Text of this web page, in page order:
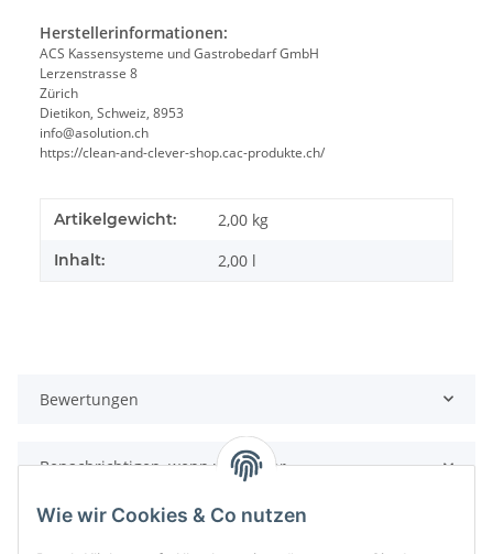
Herstellerinformationen:
ACS Kassensysteme und Gastrobedarf GmbH
Lerzenstrasse 8
Zürich
Dietikon, Schweiz, 8953
info@asolution.ch
https://clean-and-clever-shop.cac-produkte.ch/
Artikelgewicht: 2,00 kg
Inhalt: 2,00 l
Bewertungen
Benachrichtigen, wenn verfügbar
Wie wir Cookies & Co nutzen